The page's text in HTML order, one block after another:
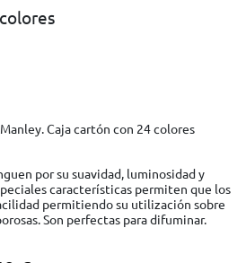
Caja cartón con 24 colores
por su suavidad, luminosidad y
características permiten que los
permitiendo su utilización sobre
Son perfectas para difuminar.